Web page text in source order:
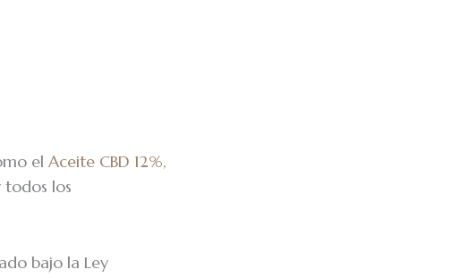
el Aceite CBD 12%,
los
bajo la Ley